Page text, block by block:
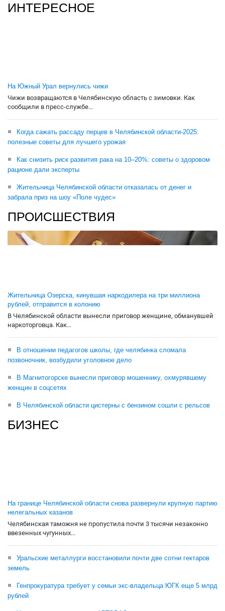
ИНТЕРЕСНОЕ
На Южный Урал вернулись чижи
Чижи возвращаются в Челябинскую область с зимовки. Как
сообщили в пресс-службе...
Когда сажать рассаду перцев в Челябинской области-2025:
полезные советы для лучшего урожая
Как снизить риск развития рака на 10–20%: советы о здоровом
рационе дали эксперты
Жительница Челябинской области отказалась от денег и
забрала приз на шоу «Поле чудес»
ПРОИСШЕСТВИЯ
Жительница Озерска, кинувшая наркодилера на три миллиона
рублей, отправится в колонию
В Челябинской области вынесли приговор женщине, обманувшей
наркоторговца. Как...
В отношении педагогов школы, где челябинка сломала
позвоночник, возбудили уголовное дело
В Магнитогорске вынесли приговор мошеннику, охмурявшему
женщин в соцсетях
В Челябинской области цистерны с бензином сошли с рельсов
БИЗНЕС
На границе Челябинской области снова развернули крупную партию
нелегальных казанов
Челябинская таможня не пропустила почти 3 тысячи незаконно
ввезенных чугунных...
Уральские металлурги восстановили почти две сотни гектаров
земель
Генпрокуратура требует у семьи экс-владельца ЮГК еще 5 млрд
рублей